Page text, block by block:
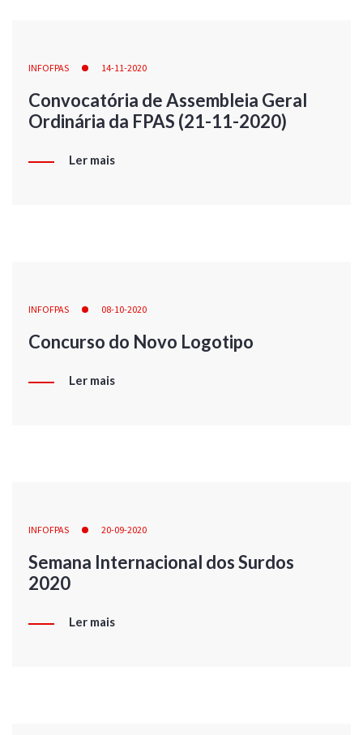
INFOFPAS 14-11-2020
Convocatória de Assembleia Geral
Ordinária da FPAS (21-11-2020)
Ler mais
INFOFPAS 08-10-2020
Concurso do Novo Logotipo
Ler mais
INFOFPAS 20-09-2020
Semana Internacional dos Surdos
2020
Ler mais